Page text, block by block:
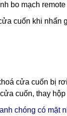
bo mạch
cuốn khi
cửa cuốn bị
cuốn, thay
chóng có mặt